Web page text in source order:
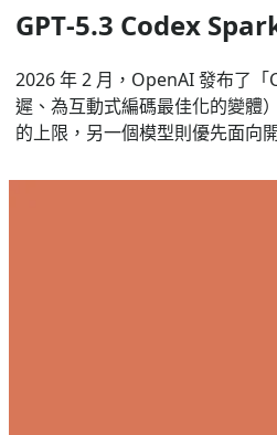
GPT‑5.3 Codex
2026 年 2 月，OpenAI 發布了
遲、為互動式編碼最佳化的變體
的上限，另一個模型則優先面向